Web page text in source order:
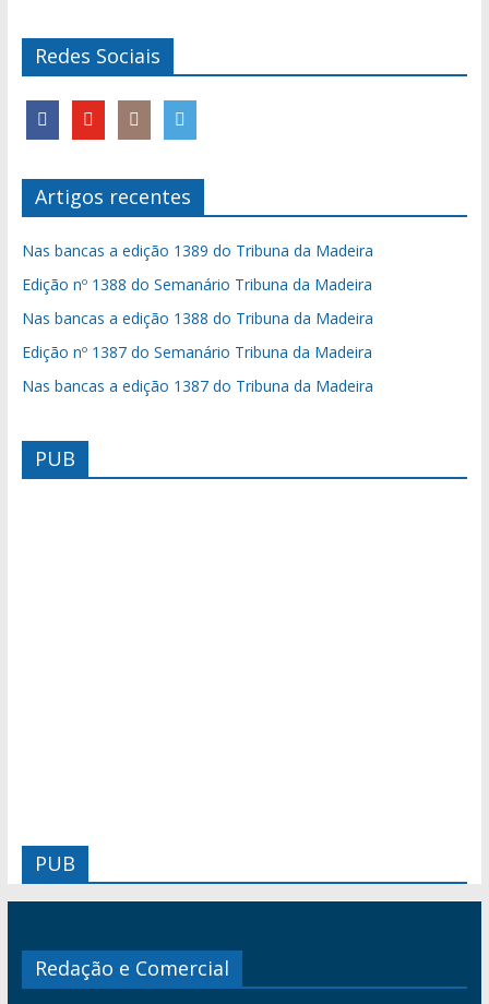
Redes Sociais
Artigos recentes
Nas bancas a edição 1389 do Tribuna da Madeira
Edição nº 1388 do Semanário Tribuna da Madeira
Nas bancas a edição 1388 do Tribuna da Madeira
Edição nº 1387 do Semanário Tribuna da Madeira
Nas bancas a edição 1387 do Tribuna da Madeira
PUB
PUB
Redação e Comercial